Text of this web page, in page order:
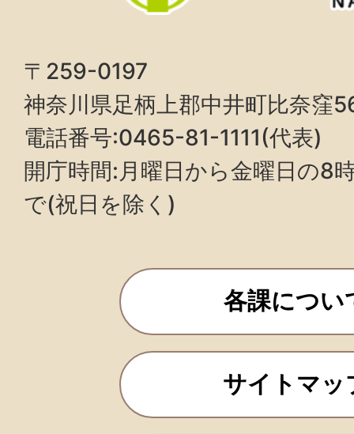
〒259-0197
神奈川県足柄上郡中井町比奈窪
電話番号:0465-81-1111(代表)
開庁時間:月曜日から金曜日の8
で(祝日を除く)
各課につい
サイトマッ